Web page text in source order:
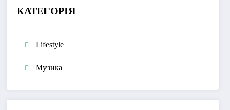
КАТЕГОРІЯ
Lifestyle
Музика